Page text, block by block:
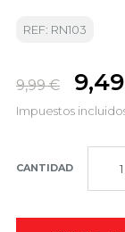
REF: RN103
9,99 €
Impuestos
CANTIDAD